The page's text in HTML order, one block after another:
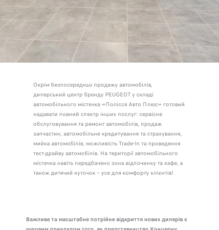
Окрім безпосередньо продажу автомобілів,
дилерський центр бренду PEUGEOT у складі
автомобільного містечка «Полісся Авто Плюс» готовий
надавати повний спектр інших послуг: сервісне
обслуговування та ремонт автомобілів, продаж
запчастин, автомобільне кредитування та страхування,
мийка автомобілів, можливість Trade-In та проведення
тест-драйву автомобілів. На території автомобільного
містечка навіть передбачено зона відпочинку та кафе, а
також дитячий куточок – усе для комфорту клієнтів!
Важливе та масштабне потрійне відкриття нових дилерів є